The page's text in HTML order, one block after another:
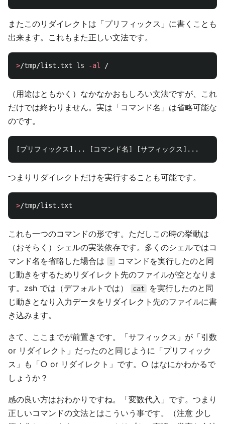
またこのリダイレクトは「プリフィックス」に書くことも
出来ます。これもまた正しい文法です。
>/tmp/list.txt ls -al
（用途はともかく）なかなかおもしろい文法ですが、これ
だけでは終わりません。実は「コマンド名」は省略可能な
のです。
つまりリダイレクトだけを実行することも可能です。
>
これも一つのコマンドの形です。ただしこの時の挙動は
（おそらく）シェルの実装依存です。多くのシェルではコ
マンド名を省略した場合は
:
コマンドを実行したのと同
じ動きをするためリダイレクト先のファイルが空となりま
す。zsh では（デフォルトでは）
cat
を実行したのと同
じ動きとなり入力データをリダイレクト先のファイルに書
き込みます。
さて、ここまでが前置きです。「サフィックス」が「引数
or リダイレクト」だったのと同じように「プリフィック
ス」も「○ or リダイレクト」です。○ はなにかわかるで
しょうか？
感の良い方はおわかりですね。「変数代入」です。つまり
正しいコマンドの文法とはこういう事です。（注意 少し